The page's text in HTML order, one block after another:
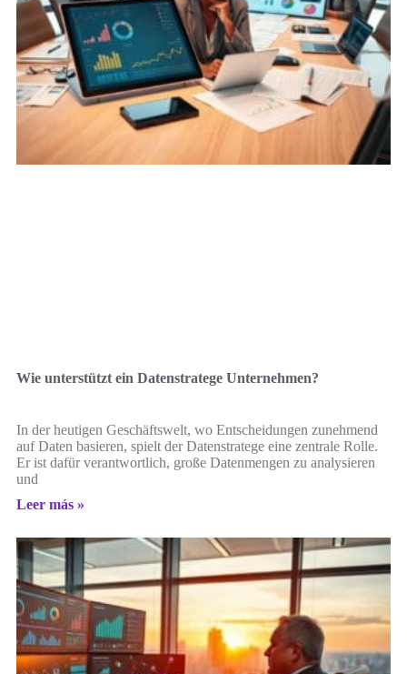
Wie unterstützt ein Datenstratege Unternehmen?
In der heutigen Geschäftswelt, wo Entscheidungen zunehmend
auf Daten basieren, spielt der Datenstratege eine zentrale Rolle.
Er ist dafür verantwortlich, große Datenmengen zu analysieren
und
Leer más »